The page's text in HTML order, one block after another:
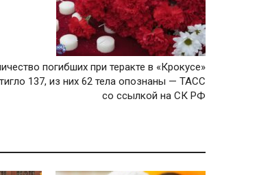
погибших при теракте в «Крокусе»
137, из них 62 тела опознаны — ТАСС
со ссылкой на СК РФ